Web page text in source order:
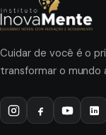
Cuidar de você é o
transformar o mundo